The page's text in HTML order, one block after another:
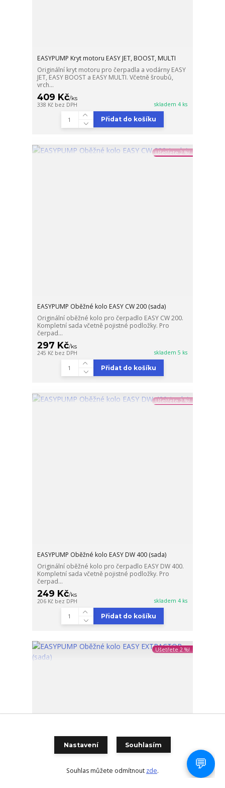
EASYPUMP Kryt motoru EASY JET, BOOST, MULTI
Originální kryt motoru pro čerpadla a vodárny EASY
JET, EASY BOOST a EASY MULTI. Včetně šroubů,
vrch...
409 Kč/ks
338 Kč bez DPH skladem 4 ks
Přidat do košíku
Ušetřete 2 %!
EASYPUMP Oběžné kolo EASY CW 200 (sada)
Originální oběžné kolo pro čerpadlo EASY CW 200.
Kompletní sada včetně pojistné podložky. Pro
čerpad...
297 Kč/ks
245 Kč bez DPH skladem 5 ks
Přidat do košíku
Ušetřete 2 %!
EASYPUMP Oběžné kolo EASY DW 400 (sada)
Originální oběžné kolo pro čerpadlo EASY DW 400.
Kompletní sada včetně pojistné podložky. Pro
čerpad...
249 Kč/ks
206 Kč bez DPH skladem 4 ks
Přidat do košíku
Ušetřete 2 %!
Nastavení Souhlasím
Souhlas můžete odmítnout zde.